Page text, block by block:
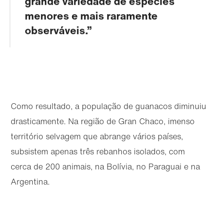
menores e mais raramente
observáveis.
Como resultado, a população de guanacos diminuiu
drasticamente. Na região de Gran Chaco, imenso
território selvagem que abrange vários países,
subsistem apenas três rebanhos isolados, com
cerca de 200 animais, na Bolívia, no Paraguai e na
Argentina.